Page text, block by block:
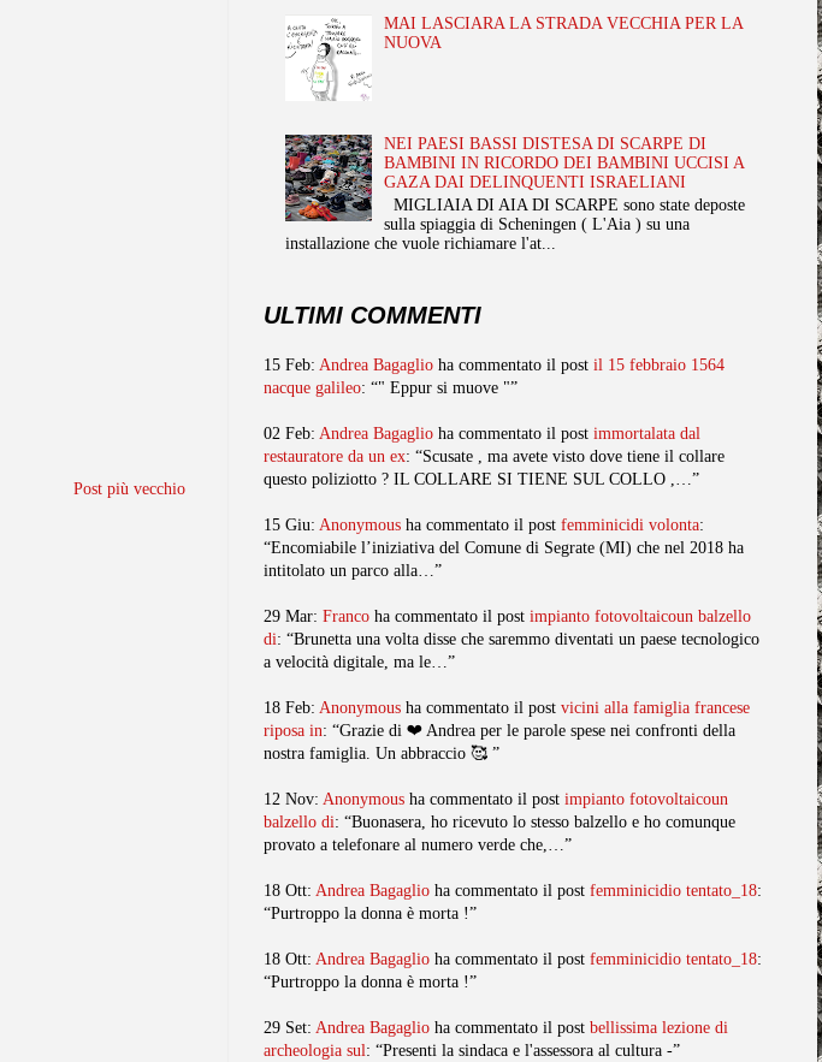
Post più vecchio
MAI LASCIARA LA STRADA VECCHIA PER LA
NUOVA
NEI PAESI BASSI DISTESA DI SCARPE DI
BAMBINI IN RICORDO DEI BAMBINI UCCISI A
GAZA DAI DELINQUENTI ISRAELIANI
MIGLIAIA DI AIA DI SCARPE sono state deposte
sulla spiaggia di Scheningen ( L'Aia ) su una
installazione che vuole richiamare l'at...
ULTIMI COMMENTI
15 Feb: Andrea Bagaglio ha commentato il post il 15 febbraio 1564
nacque galileo: “" Eppur si muove "”
02 Feb: Andrea Bagaglio ha commentato il post immortalata dal
restauratore da un ex: “Scusate , ma avete visto dove tiene il collare
questo poliziotto ? IL COLLARE SI TIENE SUL COLLO ,…”
15 Giu: Anonymous ha commentato il post femminicidi volonta:
“Encomiabile l’iniziativa del Comune di Segrate (MI) che nel 2018 ha
intitolato un parco alla…”
29 Mar: Franco ha commentato il post impianto fotovoltaicoun balzello
di: “Brunetta una volta disse che saremmo diventati un paese tecnologico
a velocità digitale, ma le…”
18 Feb: Anonymous ha commentato il post vicini alla famiglia francese
riposa in: “Grazie di ❤️ Andrea per le parole spese nei confronti della
nostra famiglia. Un abbraccio 🥰 ”
12 Nov: Anonymous ha commentato il post impianto fotovoltaicoun
balzello di: “Buonasera, ho ricevuto lo stesso balzello e ho comunque
provato a telefonare al numero verde che,…”
18 Ott: Andrea Bagaglio ha commentato il post femminicidio tentato_18:
“Purtroppo la donna è morta !”
18 Ott: Andrea Bagaglio ha commentato il post femminicidio tentato_18:
“Purtroppo la donna è morta !”
29 Set: Andrea Bagaglio ha commentato il post bellissima lezione di
archeologia sul : “Presenti la sindaca e l'assessora al cultura -”